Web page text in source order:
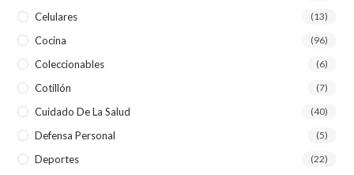
Celulares (13)
Cocina (96)
Coleccionables (6)
Cotillón (7)
Cuidado De La Salud (40)
Defensa Personal (5)
Deportes (22)